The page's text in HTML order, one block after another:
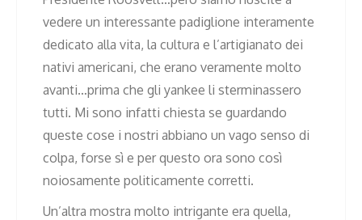
vedere un interessante padiglione interamente
dedicato alla vita, la cultura e l’artigianato dei
nativi americani, che erano veramente molto
avanti…prima che gli yankee li sterminassero
tutti. Mi sono infatti chiesta se guardando
queste cose i nostri abbiano un vago senso di
colpa, forse sì e per questo ora sono così
noiosamente politicamente corretti.
Un’altra mostra molto intrigante era quella,